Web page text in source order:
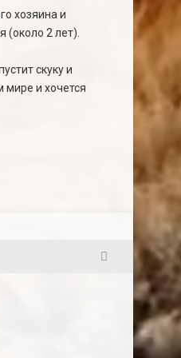
хозяина и
(около 2 лет).
скуку и
мире и хочется